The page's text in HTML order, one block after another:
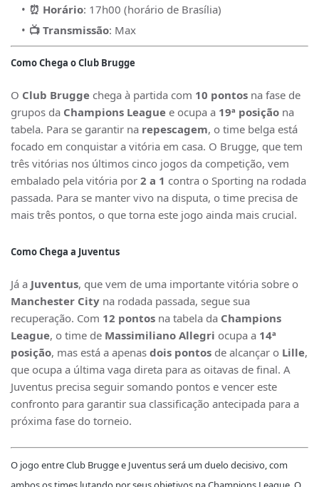
⏰ Horário: 17h00 (horário de Brasília)
📺 Transmissão: Max
Como Chega o Club Brugge
O Club Brugge chega à partida com 10 pontos na fase de
grupos da Champions League e ocupa a 19ª posição na
tabela. Para se garantir na repescagem, o time belga está
focado em conquistar a vitória em casa. O Brugge, que tem
três vitórias nos últimos cinco jogos da competição, vem
embalado pela vitória por 2 a 1 contra o Sporting na rodada
passada. Para se manter vivo na disputa, o time precisa de
mais três pontos, o que torna este jogo ainda mais crucial.
Como Chega a Juventus
Já a Juventus, que vem de uma importante vitória sobre o
Manchester City na rodada passada, segue sua
recuperação. Com 12 pontos na tabela da Champions
League, o time de Massimiliano Allegri ocupa a 14ª
posição, mas está a apenas dois pontos de alcançar o Lille,
que ocupa a última vaga direta para as oitavas de final. A
Juventus precisa seguir somando pontos e vencer este
confronto para garantir sua classificação antecipada para a
próxima fase do torneio.
O jogo entreClub Bruggee Juventusserá um duelo decisivo, com